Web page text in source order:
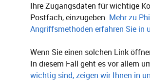
Ihre Zugangsdaten für wichtige
Postfach, einzugeben. Mehr zu
Angriffsmethoden erfahren Sie in
Wenn Sie einen solchen Link
In diesem Fall geht es vor allem
wichtig sind, zeigen wir Ihnen in